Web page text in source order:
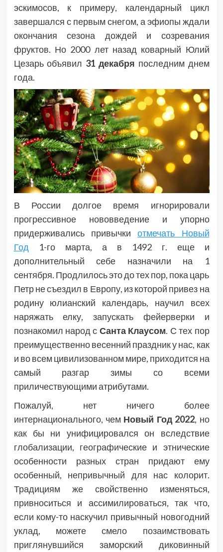
эскимосов, к примеру, календарный цикл
завершался с первым снегом, а эфиопы ждали
окончания сезона дождей и созревания
фруктов. Но 2000 лет назад коварный Юлий
Цезарь объявил 31 декабря последним днем
года.
В России долгое время игнорировали
прогрессивное нововведение и упорно
придерживались привычкиотмечать Новый
Год 1-го марта, а в 1492 г. еще и
дополнительный себе назначили на 1
сентября. Продлилось это до тех пор, пока царь
Петр не съездил в Европу, из которой привез на
родину юлианский календарь, научил всех
наряжать елку, запускать фейерверки и
познакомил народ с Санта Клаусом. С тех пор
преимущественно весенний праздник у нас, как
и во всем цивилизованном мире, приходится на
самый разгар зимы со всеми
приличествующими атрибутами.
Пожалуй, нет ничего более
интернационального, чем Новый Год 2022, но
как бы ни унифицировался он вследствие
глобализации, географические и этнические
особенности разных стран придают ему
особенный, непривычный для нас колорит.
Традициям же свойственно изменяться,
привноситься и ассимилироваться, так что,
если кому-то наскучил привычный новогодний
уклад, можете смело позаимствовать
приглянувшийся заморский диковинный